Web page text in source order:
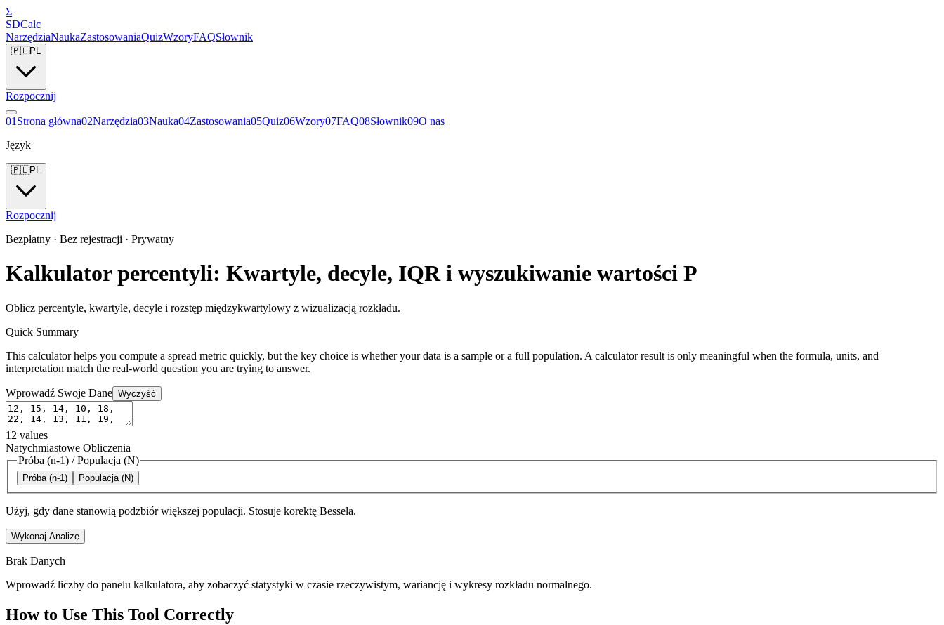
Σ
SDCalc
NarzędziaNaukaZastosowaniaQuizWzoryFAQSłownik
🇵🇱PL
Rozpocznij
01 Strona główna02Narzędzia03Nauka04Zastosowania05Quiz06Wzory07FAQ08Słownik09O nas
Język
🇵🇱PL
Rozpocznij
Bezpłatny · Bez rejestracji · Prywatny
Kalkulator percentyli: Kwartyle, decyle, IQR i wyszukiwanie wartości P
Oblicz percentyle, kwartyle, decyle i rozstęp międzykwartylowy z wizualizacją rozkładu.
Quick Summary
This calculator helps you compute a spread metric quickly, but the key choice is whether your data is a sample or a full population. A calculator result is only meaningful when the formula, units, and
interpretation match the real-world question you are trying to answer.
Wprowadź Swoje Dane Wyczyść
12 values
Natychmiastowe Obliczenia
Próba (n-1) /Populacja (N)
Próba (n-1) Populacja (N)
Użyj, gdy dane stanowią podzbiór większej populacji. Stosuje korektę Bessela.
Wykonaj Analizę
Brak Danych
Wprowadź liczby do panelu kalkulatora, aby zobaczyć statystyki w czasie rzeczywistym, wariancję i wykresy rozkładu normalnego.
How to Use This Tool Correctly